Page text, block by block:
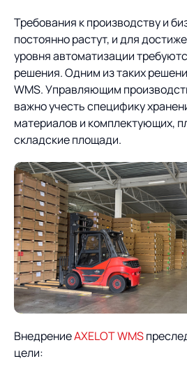
Требования к производству и
постоянно растут, и для
уровня автоматизации
решения. Одним из таких
WMS. Управляющим
важно учесть специфику
материалов и комплектующих,
складские площади.
ВнедрениеAXELOT WMS
цели: